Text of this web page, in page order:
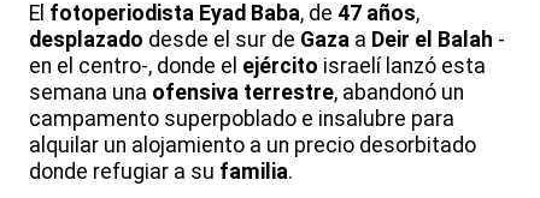
El fotoperiodista Eyad Baba, de 47 años,
desplazado desde el sur de Gaza a Deir el Balah -
en el centro-, donde el ejército israelí lanzó esta
semana una ofensiva terrestre, abandonó un
campamento superpoblado e insalubre para
alquilar un alojamiento a un precio desorbitado
donde refugiar a su familia.